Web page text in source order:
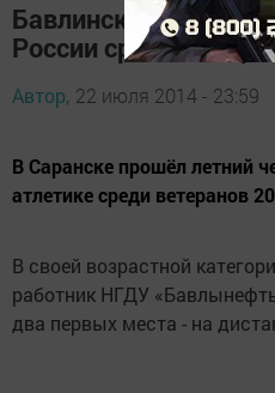
Бавлинский бегун
России среди
Автор, 22 июля 2014 - 23:59
В Саранске прошёл летний
атлетике среди ветеранов
В своей возрастной
работник НГДУ
два первых места - на